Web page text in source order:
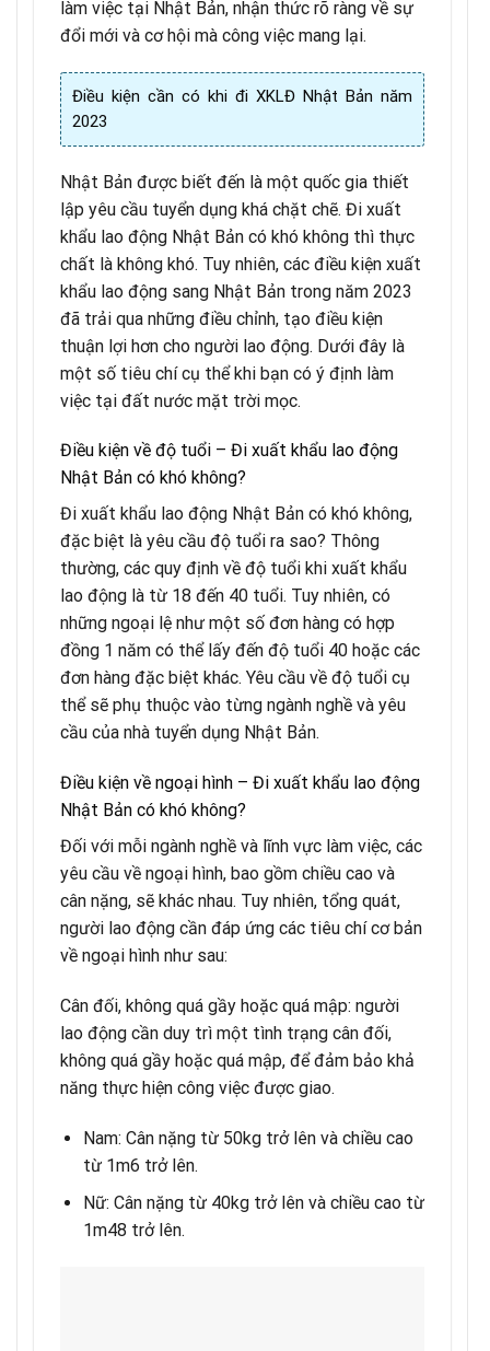
làm việc tại Nhật Bản, nhận thức rõ ràng về sự
đổi mới và cơ hội mà công việc mang lại.
Điều kiện cần có khi đi XKLĐ Nhật Bản năm
2023
Nhật Bản được biết đến là một quốc gia thiết
lập yêu cầu tuyển dụng khá chặt chẽ. Đi xuất
khẩu lao động Nhật Bản có khó không thì thực
chất là không khó. Tuy nhiên, các điều kiện xuất
khẩu lao động sang Nhật Bản trong năm 2023
đã trải qua những điều chỉnh, tạo điều kiện
thuận lợi hơn cho người lao động. Dưới đây là
một số tiêu chí cụ thể khi bạn có ý định làm
việc tại đất nước mặt trời mọc.
Điều kiện về độ tuổi – Đi xuất khẩu lao động
Nhật Bản có khó không?
Đi xuất khẩu lao động Nhật Bản có khó không,
đặc biệt là yêu cầu độ tuổi ra sao? Thông
thường, các quy định về độ tuổi khi xuất khẩu
lao động là từ 18 đến 40 tuổi. Tuy nhiên, có
những ngoại lệ như một số đơn hàng có hợp
đồng 1 năm có thể lấy đến độ tuổi 40 hoặc các
đơn hàng đặc biệt khác. Yêu cầu về độ tuổi cụ
thể sẽ phụ thuộc vào từng ngành nghề và yêu
cầu của nhà tuyển dụng Nhật Bản.
Điều kiện về ngoại hình – Đi xuất khẩu lao động
Nhật Bản có khó không?
Đối với mỗi ngành nghề và lĩnh vực làm việc, các
yêu cầu về ngoại hình, bao gồm chiều cao và
cân nặng, sẽ khác nhau. Tuy nhiên, tổng quát,
người lao động cần đáp ứng các tiêu chí cơ bản
về ngoại hình như sau:
Cân đối, không quá gầy hoặc quá mập: người
lao động cần duy trì một tình trạng cân đối,
không quá gầy hoặc quá mập, để đảm bảo khả
năng thực hiện công việc được giao.
Nam: Cân nặng từ 50kg trở lên và chiều cao
từ 1m6 trở lên.
Nữ: Cân nặng từ 40kg trở lên và chiều cao từ
1m48 trở lên.